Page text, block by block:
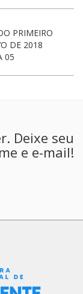
PRIMEIRO
DE 2018
05
Deixe seu
e e-mail!